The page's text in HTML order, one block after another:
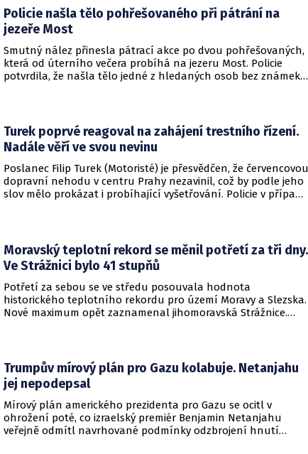
Policie našla tělo pohřešovaného při pátrání na
jezeře Most
Smutný nález přinesla pátrací akce po dvou pohřešovaných,
která od úterního večera probíhá na jezeru Most. Policie
potvrdila, že našla tělo jedné z hledaných osob bez známek
Turek poprvé reagoval na zahájení trestního řízení.
Nadále věří ve svou nevinu
Poslanec Filip Turek (Motoristé) je přesvědčen, že červencovou
dopravní nehodu v centru Prahy nezavinil, což by podle jeho
slov mělo prokázat i probíhající vyšetřování. Policie v případu
Moravský teplotní rekord se měnil potřetí za tři dny.
Ve Strážnici bylo 41 stupňů
Potřetí za sebou se ve středu posouvala hodnota
historického teplotního rekordu pro území Moravy a Slezska.
Nové maximum opět zaznamenal jihomoravská Strážnice.
Trumpův mírový plán pro Gazu kolabuje. Netanjahu
jej nepodepsal
Mírový plán amerického prezidenta pro Gazu se ocitl v
ohrožení poté, co izraelský premiér Benjamin Netanjahu
veřejně odmítl navrhované podmínky odzbrojení hnutí